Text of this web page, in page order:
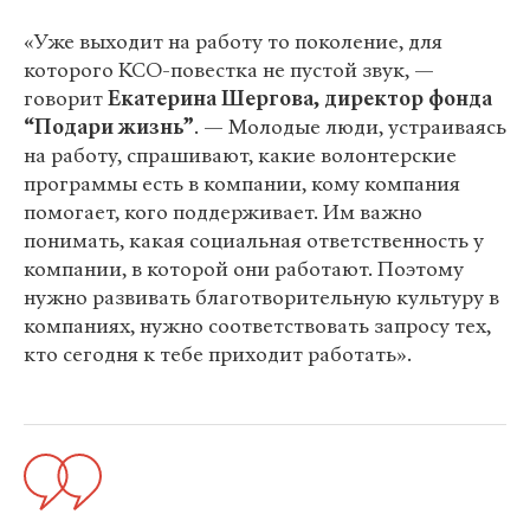
«Уже выходит на работу то поколение, для
которого КСО-повестка не пустой звук, —
говоритЕкатерина Шергова, директор фонда
“Подари жизнь”. — Молодые люди, устраиваясь
на работу, спрашивают, какие волонтерские
программы есть в компании, кому компания
помогает, кого поддерживает. Им важно
понимать, какая социальная ответственность у
компании, в которой они работают. Поэтому
нужно развивать благотворительную культуру в
компаниях, нужно соответствовать запросу тех,
кто сегодня к тебе приходит работать».